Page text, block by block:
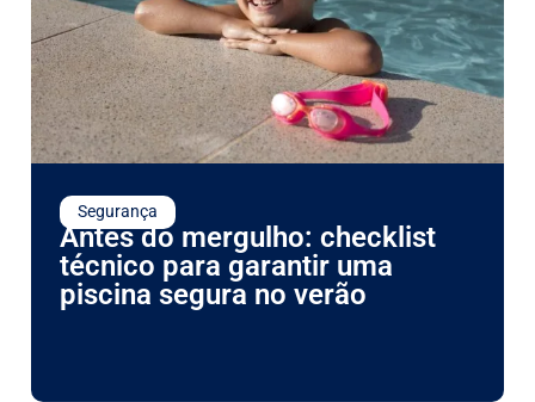
Segurança
Antes do mergulho: checklist
técnico para garantir uma
piscina segura no verão